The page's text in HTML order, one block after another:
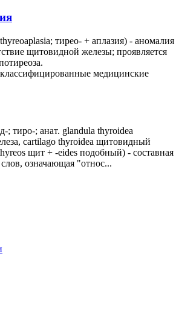
тирео- + аплазия) - аномалия
щитовидной железы; проявляется
медицинские
; тиро-; анат. glandula thyroidea
cartilago thyroidea щитовидный
щит + -eides подобный) - составная
означающая "относ...